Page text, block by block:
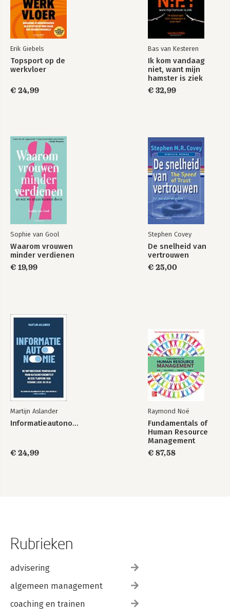
Erik Giebels
Topsport op de
werkvloer
€ 24,99
Bas van Kesteren
Ik kom vandaag
niet, want mijn
hamster is ziek
€ 32,99
Sophie van Gool
Waarom vrouwen
minder verdienen
€ 19,99
Stephen Covey
De snelheid van
vertrouwen
€ 25,00
Martijn Aslander
Informatieautonomie
€ 24,99
Raymond Noë
Fundamentals of
Human Resource
Management
€ 87,58
Rubrieken
advisering
algemeen management
coaching en trainen